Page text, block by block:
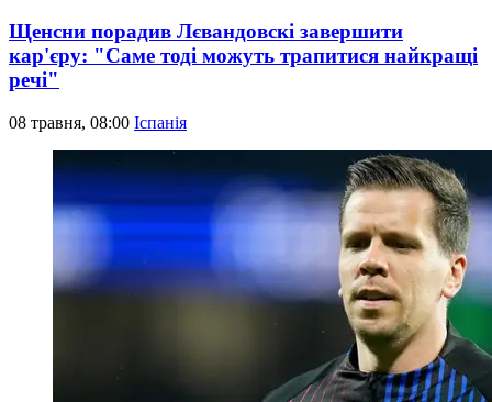
Щенсни порадив Лєвандовскі завершити
кар'єру: "Саме тоді можуть трапитися найкращі
речі"
08 травня, 08:00 Іспанія